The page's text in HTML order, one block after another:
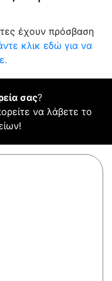
έχουν πρόσβαση
κλικ εδώ για να
σας?
να λάβετε το